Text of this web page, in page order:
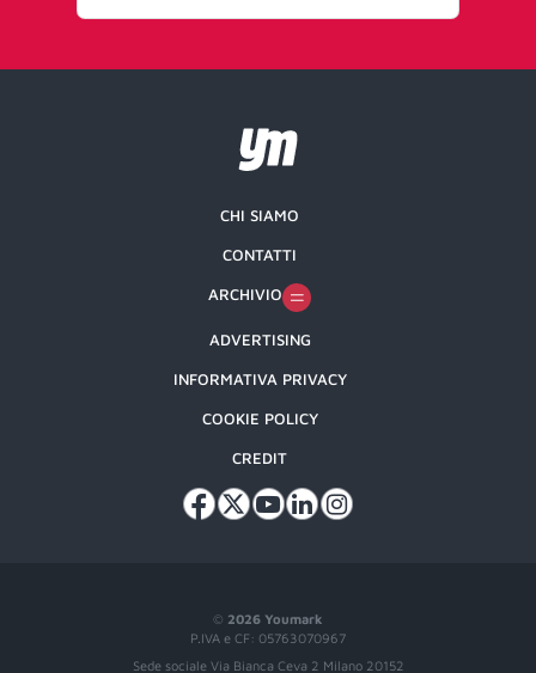
© 2026 Youmark
P.IVA e CF: 05763070967
Sede sociale Via Bianca Ceva 2 Milano 20152
CHI SIAMO
CONTATTI
ARCHIVIO
ADVERTISING
INFORMATIVA PRIVACY
COOKIE POLICY
CREDIT